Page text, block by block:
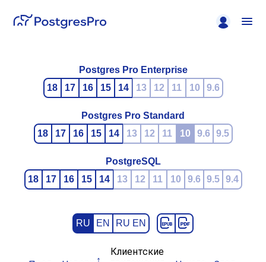
Postgres Pro Enterprise
18
17 16 15 14 13 12 11 10 9.6
Postgres Pro Standard
18
17 16 15 14 13 12 11 10 9.6 9.5
PostgreSQL
18
17 16 15 14 13 12 11 10 9.6 9.5 9.4
RU EN RU EN
Клиентские